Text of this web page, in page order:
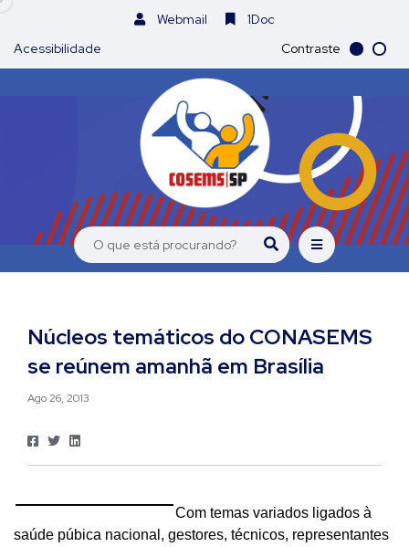
Webmail
1Doc
Acessibilidade
Contraste
Núcleos temáticos do CONASEMS
se reúnem amanhã em Brasília
Ago 26, 2013
Com temas variados ligados à
saúde púbica nacional, gestores, técnicos, representantes